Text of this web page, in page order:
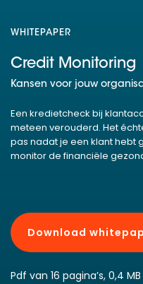
WHITEPAPER
Credit Monitoring
Kansen voor jouw
Een kredietcheck bij
meteen verouderd. Het
pas nadat je een klant hebt
monitor de financiële
Download
Pdf van 16 pagina’s, 0,4 MB